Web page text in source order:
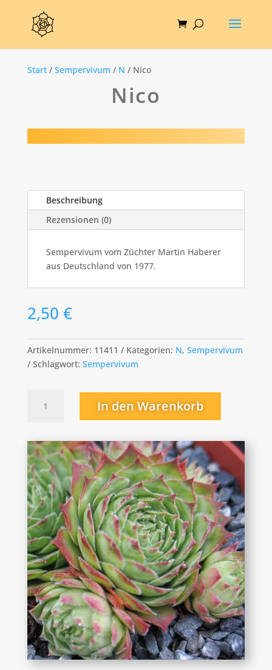
Start/ Sempervivum / N / Nico
Nico
Beschreibung
Rezensionen (0)
Sempervivum vom Züchter Martin Haberer
aus Deutschland von 1977.
2,50 €
Artikelnummer: 11411 Kategorien: N, Sempervivum
Schlagwort: Sempervivum
Menge
In den Warenkorb